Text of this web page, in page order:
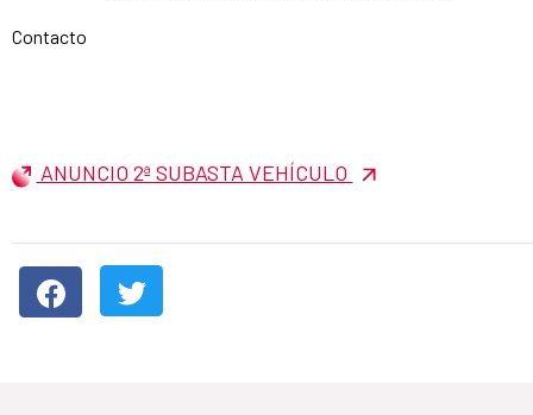
Contacto
ANUNCIO 2ª SUBASTA VEHÍCULO